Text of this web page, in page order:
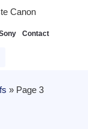
Canon
Contact
» Page 3